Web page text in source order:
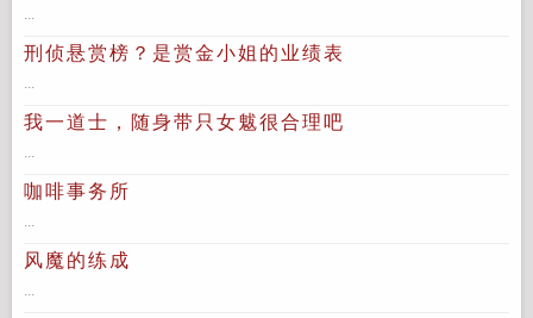
...
刑侦悬赏榜？是赏金小姐的业绩表
...
我一道士，随身带只女魃很合理吧
...
咖啡事务所
...
风魔的练成
...